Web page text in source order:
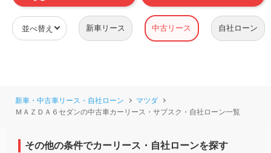
新車リース 中古リース 自社ローン
新車・中古車リース・自社ローン
マツダ
ＭＡＺＤＡ６セダンの中古車カーリース・サブスク・自社ローン一覧
その他の条件でカーリース・自社ローンを探す